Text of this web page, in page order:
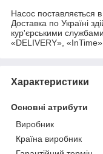
Насос поставляється в
Доставка по Україні
кур'єрськими
«DELIVERY», «InTime»
Характеристики
Основні атрибути
Виробник
Країна виробник